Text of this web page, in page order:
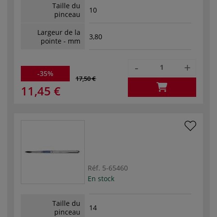
Taille du
pinceau
10
Largeur de la
pointe - mm
3,80
-35%
17,50 €
11,45 €
- +
Réf. 5-65460
En stock
Taille du
pinceau
14